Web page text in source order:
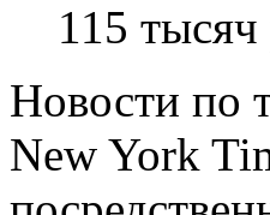
115
Новости по
New York